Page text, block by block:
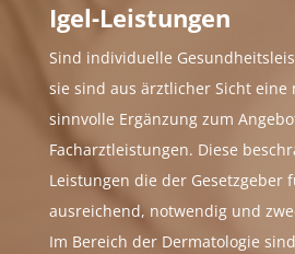
Igel-Leistungen
Sind individuelle
sie sind aus ärztlicher Sicht eine
sinnvolle Ergänzung zum
Facharztleistungen. Diese
Leistungen die der Gesetzgeber
ausreichend, notwendig und
Im Bereich der Dermatologie